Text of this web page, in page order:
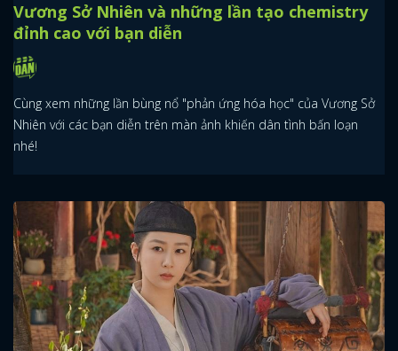
Vương Sở Nhiên và những lần tạo chemistry
đỉnh cao với bạn diễn
Cùng xem những lần bùng nổ "phản ứng hóa học" của Vương Sở
Nhiên với các bạn diễn trên màn ảnh khiến dân tình bấn loạn
nhé!